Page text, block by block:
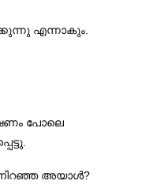
എന്നാകും.
പോലെ
അയാൾ?